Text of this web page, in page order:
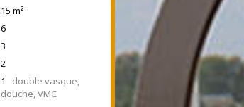
15 m²
6
3
2
1 double vasque,
douche, VMC